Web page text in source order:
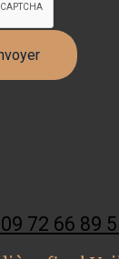
72 66 89